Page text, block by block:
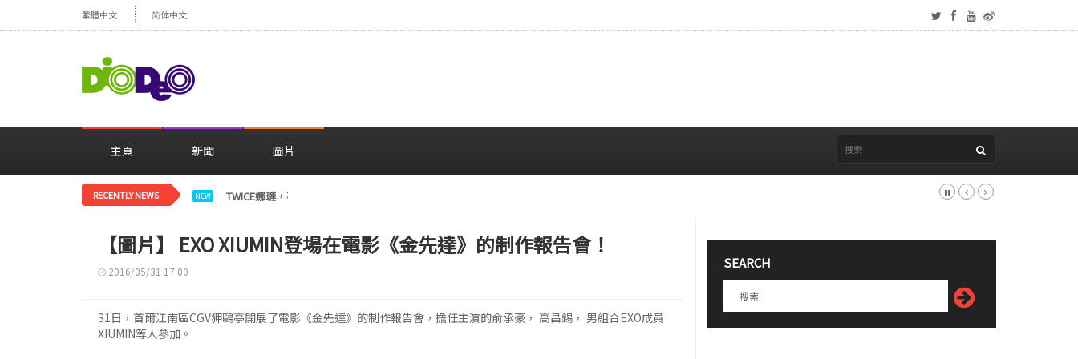
繁體中文 简体中文
主頁 新聞 圖片
RECENTLY NEWS NEW TWICE娜璉，花背景感性自拍…精緻妝容引人注目
【圖片】 EXO XIUMIN登場在電影《金先達》的制作報告會！
2016/05/31 17:00
31日，首爾江南區CGV狎鷗亭開展了電影《金先達》的制作報告會，擔任主演的俞承豪， 高昌錫， 男組合EXO成員
XIUMIN等人參加。
SEARCH